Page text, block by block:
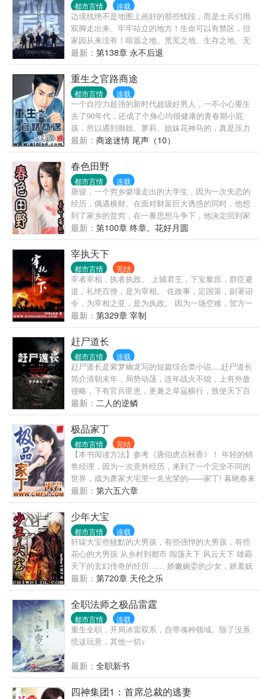
都市言情 连载
边境线绝不是地图上画好的那些线段，而是士兵们用
双脚走出来、牢牢站立的地方！生命可以有禁区，但
家园从来没有！喧嚣之地、荒芜之地、生存之地、无
人之地，界线之内，皆为家园！边防军人，就是扎在
边疆、守护家园的篱笆，界线在哪儿，它就钉在哪
儿，用身躯阻隔危险、避免侵犯。篱笆的宿命只有两
种，要么站着生，要么站着死，因为它的脚下是界
线，身后是家园。当弱鸡大学生冲冠一怒为红颜，誓
要王者归来、抱得美人归时，却被扔到了条件最艰苦
的边防连，成为了中印边境上最普通的边防一兵。连
长瞧不上，老兵看不惯，在夹缝中，他积蓄力量、孤
独成长，伴随着“基建狂魔”悄悄把触角不断伸进这
个“生命禁区”，这里从此再无“禁区”，他也赢得了属于
自己的荣耀。
最新： 第138章 永不后退
重生之官路商途
都市言情 连载
一个自控力超强的新时代超级好男人，一不小心重生
去了90年代，还成了个身心均很健康的青春期小屁
孩，所以遇到御姐、萝莉、姐妹花神马的，真是压力
山大！ 好在，还有纠缠不清的官场、商场那些事儿，
能让张恪权力以对、大战拳脚，至于白手起家创建商
业帝国……当然更是手到擒来！ 作为一个开银行、办
酒店、染指互联网、顺手牵羊迪士尼的财团总裁，成
年人张恪告诉你：发家致富的捷径只在于六个字——
打通权贵之门！
最新： 商途迷情 尾声（10）
春色田野
都市言情 连载
唐骏，一个穷乡僻壤走出的大学生，因为一次失恋的
经历，偶遇横财。在面对财富巨大诱惑的同时，他想
到了家乡的贫穷，在一番思想斗争下，他决定回到家
乡帮助村民脱贫致富。于是在一片春机盎然的田野
上，书写了人生里程新的篇章…… 本书延续面包作品
的一贯风格，希望大家得到快乐的之余，同时能得到
人生的感悟…… 《春色田野》原名《欲望·田野》，面
包翠微居第四部作品，出于河蟹的需要，以《春色田
野》面世。 欲望：最简单的解释就是希望，盼望。是
人或动物想得到某种东西或达到某种目的的要求。 “生
死根本，欲为第一...
最新： 第100章 终章。花好月圆
宰执天下
都市言情 完结
宰者宰相，执者执政。 上辅君王，下安黎庶，群臣避
道，礼绝百僚，是为宰相。 佐政事，定国策，副署诏
令，为宰相之亚，是为执政。 因为一场空难，贺方一
迈千年，回到了传说中‘积贫积弱’同时又‘富庶远超汉
唐’的北宋。一个贫寒的家庭，一场因贪婪带来的灾
难，为了能保住自己小小的幸福，新生的韩冈开始了
向上迈进的脚步。 这一走，就再也无法停留。逐渐
的，他走到了他所能达到的最高峰。在诸多闪耀在史
书中的名字身边，终于寻找到了自己的位置。 读者第
一群：127748272（高级群，已满） 读者第二群：
31711604（招募中） 读者第三群：177233103（招募
中）
最新： 第329章 宰制
赶尸道长
都市言情 连载
赶尸道长是紫梦幽龙写的短篇综合类小说....赶尸道长
简介清朝末年，局势动荡，连年战火不熄，上有外敌
侵略，下有官兵匪患，更兼之草寇横行，致使天下百
姓困苦不堪，流离失所，人人自危。在这种混乱的局
势之下，普天下的老百姓如同生活在地狱之中，除了
饱受战乱之外，更有天灾人祸无数，致使饿殍满地，
横死遍野，易子相食也不足为奇，客死他乡者亦是不
计其数。说到这客死他乡者，便说到了这篇小说的关
键之处，自古以来，我国便有狐死首丘，落叶归根的
说法，就是说无论是人或者事物总要有一个归宿，尤
其是人，无论他活着的时候在外面如何风光，死了之
后，尸身必须要回到他原来的地方...
最新： 二人的逆鳞
极品家丁
都市言情 完结
【本书阅读方法】参考《唐伯虎点秋香》！ 年轻的销
售经理，因为一次意外经历，来到了一个完全不同的
世界，成为萧家大宅里一名光荣的——家丁! 暮晓春来
迟 先于百花知 岁岁种桃树 开在断肠时 ...... 《桃花
诗》，属于三哥！
最新： 第六五六章
少年大宝
都市言情 连载
轩辕大宝些狡黠的大男孩，有些强悍的大男孩，有些
花心的大男孩 从乡村到都市 闯荡天下 风云天下 雄霸
天下的玄幻传奇的经历…… 娇嫩婉娈的少女，娇羞妩
媚的少妇，娇艳性感的熟妇…… 1+2+3+......+12=??
你说有多少美女呢?呵呵!一水仙二杏三桃四牡丹五石榴
六荷七紫薇八桂九菊十芙蓉十一山茶十二腊梅! (不喜
欢禁忌情结的勿进)
最新： 第720章 天伦之乐
全职法师之极品雷霆
都市言情 连载
重生全职，开局冰雷双系，自带魂种领域。除了没系
统这玩意，其他一切>
最新： 全职新书
四神集团1：首席总裁的逃妻